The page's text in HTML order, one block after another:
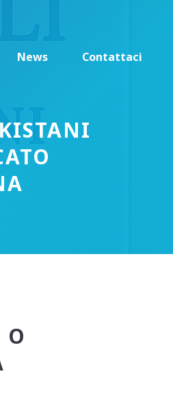
News Contattaci